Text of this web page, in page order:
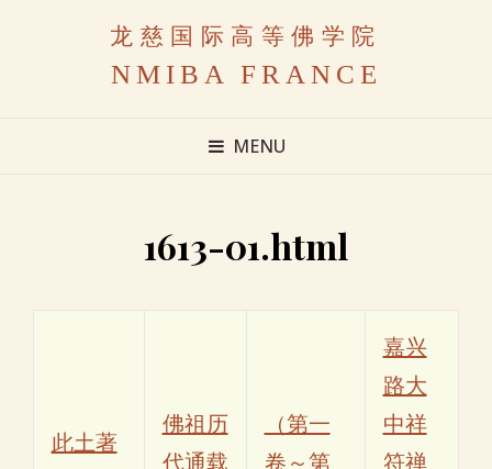
龙慈国际高等佛学院
NMIBA FRANCE
MENU
1613-01.html
此土著
佛祖历
代通载
（第一
卷～第
嘉兴
路大
中祥
符禅